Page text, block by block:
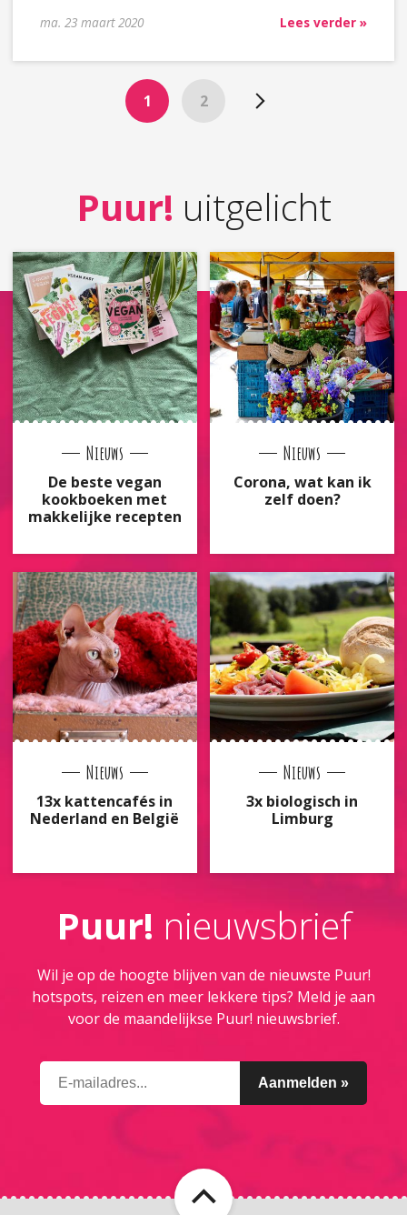
ma. 23 maart 2020 Lees verder »
1 2
Puur! uitgelicht
Nieuws
De beste vegan
kookboeken met
makkelijke recepten
Nieuws
Corona, wat kan ik
zelf doen?
Nieuws
13x kattencafés in
Nederland en België
Nieuws
3x biologisch in
Limburg
Puur! nieuwsbrief
Wil je op de hoogte blijven van de nieuwste Puur!
hotspots, reizen en meer lekkere tips? Meld je aan
voor de maandelijkse Puur! nieuwsbrief.